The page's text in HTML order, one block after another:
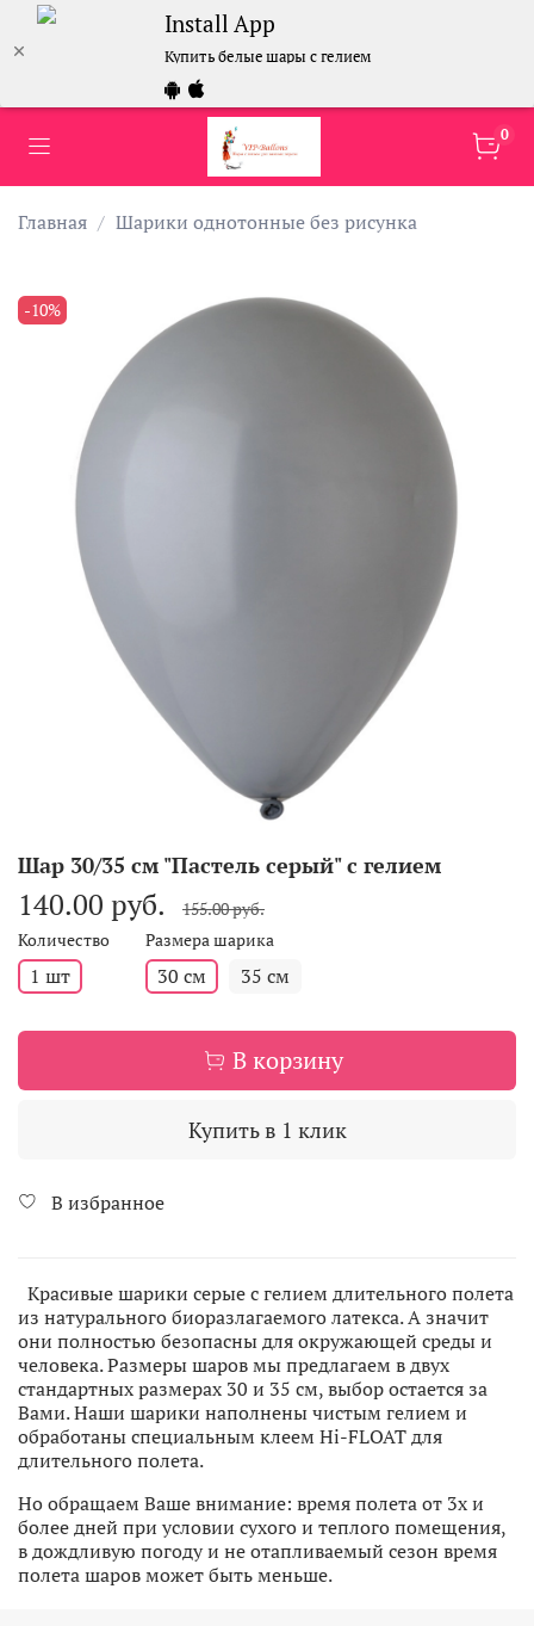
Install App
Купить белые шары с гелием
0
Главная Шарики однотонные без рисунка
-10%
Шар 30/35 см "Пастель серый" с гелием
140.00 руб.
155.00 руб.
Количество
1 шт
Размера шарика
30 см 35 см
В корзину
Купить в 1 клик
В избранное
Красивые шарики серые с гелием длительного полета
из натурального биоразлагаемого латекса. А значит
они полностью безопасны для окружающей среды и
человека. Размеры шаров мы предлагаем в двух
стандартных размерах 30 и 35 см, выбор остается за
Вами. Наши шарики наполнены чистым гелием и
обработаны специальным клеем Hi-FLOAT для
длительного полета.
Но обращаем Ваше внимание: время полета от 3х и
более дней при условии сухого и теплого помещения,
в дождливую погоду и не отапливаемый сезон время
полета шаров может быть меньше.